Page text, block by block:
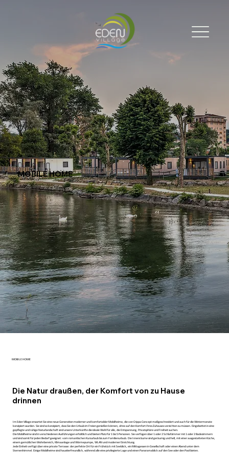
MOBILE HOME
MOBILE HOME
Die Natur draußen, der Komfort von zu Hause
drinnen
Im Eden Village erwartet Sie eine neue Generation moderner und komfortabler Mobilheime, die von Crippa Concept maßgeschneidert und auch für die Wintermonate
konzipiert wurden. Sie sind so konzipiert, dass Sie den Urlaub im Freien genießen können, ohne auf den Komfort Ihres Zuhauses verzichten zu müssen. Eingebettet in eine
gepflegte und ruhige Naturlandschaft sind unsere Unterkünfte die ideale Wahl für alle, die Entspannung, Privatsphäre und Freiheit suchen.
Die Mobilheime sind in verschiedenen Ausführungen erhältlich und bieten Platz für 1 bis 5 Personen. Sie verfügen über 1 oder 2 Schlafzimmer mit 1 oder 2 Badezimmern
und sind somit für jeden Bedarf geeignet: vom romantischen Kurzurlaub bis zum Familienurlaub. Die Innenräume sind geräumig und hell, mit einer ausgestatteten Küche,
einem gemütlichen Wohnbereich, Klimaanlage und Wärmepumpe, WLAN und moderner Einrichtung.
Jede Einheit verfügt über eine private Terrasse: der perfekte Ort für ein Frühstück mit Seeblick, ein Mittagessen in Gesellschaft oder einen Abend unter dem
Sternenhimmel. Einige Mobilheime sind haustierfreundlich, während alle eine privilegierte Lage und einen Panoramablick auf den See oder den Pool bieten.